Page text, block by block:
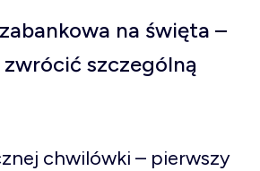
na święta –
szczególną
chwilówki – pierwszy